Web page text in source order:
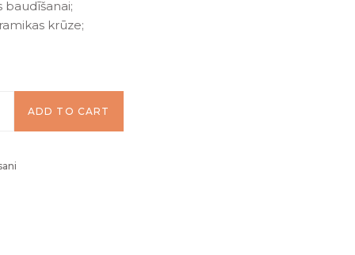
baudīšanai;
krūze;
ADD TO CART